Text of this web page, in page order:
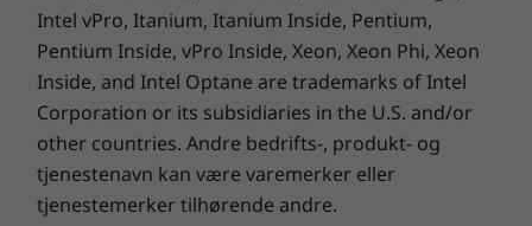
sikkerhetsløsninger, holder ThinkPad P15v
kritiske data trygge. Den brikkebaserte
fingeravtrykksleseren krypterer de
biometriske dataene dine i systemet. dTPM
(discrete Trusted Platform Module) holder
informasjonen kryptert slik at risikoen for
hacking reduseres i betydelig grad. Hvis
systemet likevel skulle krasje, gjenoppretter
Intel vPro, Itanium, Itanium Inside, Pentium,
Pentium Inside, vPro Inside, Xeon, Xeon Phi, Xeon
Inside, and Intel Optane are trademarks of Intel
Corporation or its subsidiaries in the U.S. and/or
other countries. Andre bedrifts-, produkt- og
tjenestenavn kan være varemerker eller
tjenestemerker tilhørende andre.